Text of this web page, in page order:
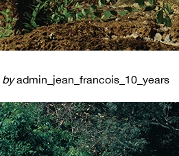
by admin_jean_francois_10_years